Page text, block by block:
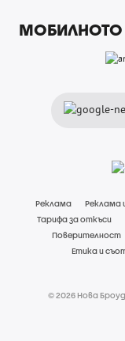
МОБИЛНОТО
Реклама Реклама
Тарифа за откъси
Поверителност
Етика и
© 2026 Нова